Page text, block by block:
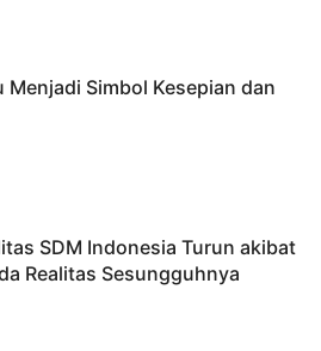
Menjadi Simbol Kesepian dan
SDM Indonesia Turun akibat
Realitas Sesungguhnya